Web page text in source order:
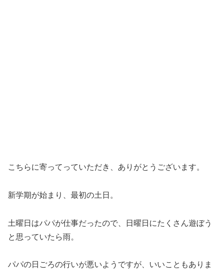
こちらに寄ってっていただき、ありがとうございます。
新学期が始まり、最初の土日。
土曜日はパパが仕事だったので、日曜日にたくさん遊ぼう
と思っていたら雨。
パパの日ごろの行いが悪いようですが、いいこともありま